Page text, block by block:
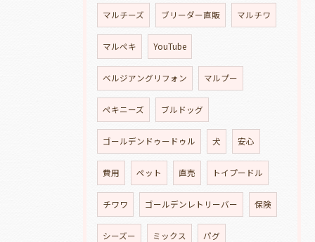
マルチーズ ブリーダー直販 マルチワ
マルペキ YouTube
ベルジアングリフォン マルプー
ペキニーズ ブルドッグ
ゴールデンドゥードゥル 犬 安心
費用 ペット 直売 トイプードル
チワワ ゴールデンレトリーバー 保険
シーズー ミックス パグ